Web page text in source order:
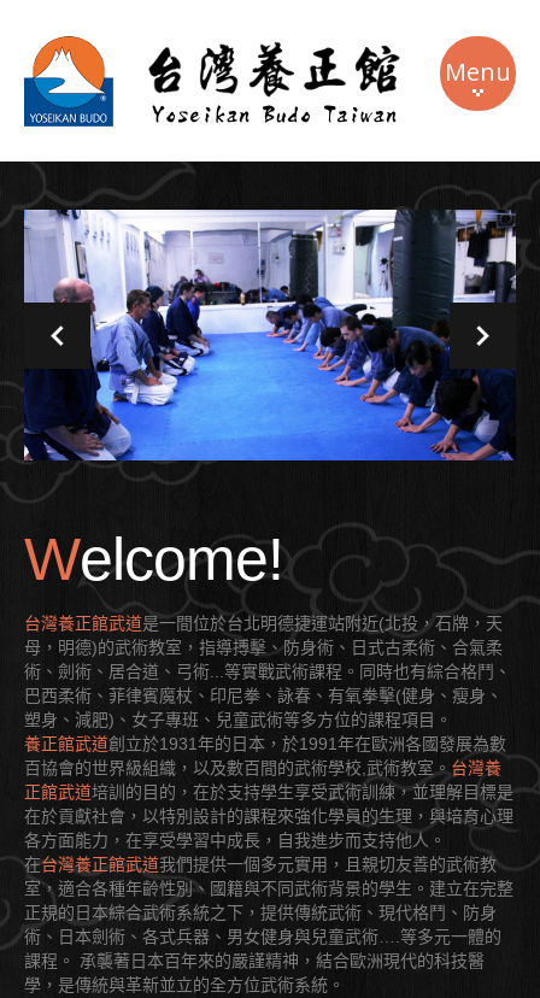
Menu
關於本館
課程介紹
教練團隊
週邊商品
最新消息
連絡我們
Welcome!
台灣養正館武道是一間位於台北明德捷運站附近(北投，石牌，天
母，明德)的武術教室，指導搏擊、防身術、日式古柔術、合氣柔
術、劍術、居合道、弓術...等實戰武術課程。同時也有綜合格鬥、
巴西柔術、菲律賓魔杖、印尼拳、詠春、有氧拳擊(健身、瘦身、
塑身、減肥)、女子專班、兒童武術等多方位的課程項目。
養正館武道創立於1931年的日本，於1991年在歐洲各國發展為數
百協會的世界級組織，以及數百間的武術學校,武術教室。台灣養
正館武道培訓的目的，在於支持學生享受武術訓練，並理解目標是
在於貢獻社會，以特別設計的課程來強化學員的生理，與培育心理
各方面能力，在享受學習中成長，自我進步而支持他人。
在台灣養正館武道我們提供一個多元實用，且親切友善的武術教
室，適合各種年齡性別、國籍與不同武術背景的學生。建立在完整
正規的日本綜合武術系統之下，提供傳統武術、現代格鬥、防身
術、日本劍術、各式兵器、男女健身與兒童武術….等多元一體的
課程。 承襲著日本百年來的嚴謹精神，結合歐洲現代的科技醫
學，是傳統與革新並立的全方位武術系統。